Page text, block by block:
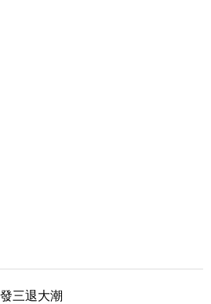
三退大潮